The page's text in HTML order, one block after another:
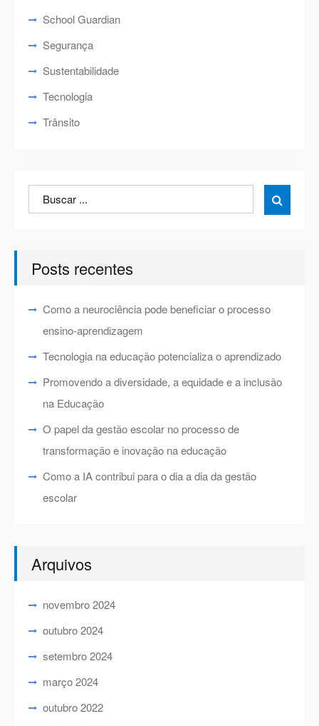
School Guardian
Segurança
Sustentabilidade
Tecnologia
Trânsito
Search
for:

Posts recentes
Como a neurociência pode beneficiar o processo
ensino-aprendizagem
Tecnologia na educação potencializa o aprendizado
Promovendo a diversidade, a equidade e a inclusão
na Educação
O papel da gestão escolar no processo de
transformação e inovação na educação
Como a IA contribui para o dia a dia da gestão
escolar
Arquivos
novembro 2024
outubro 2024
setembro 2024
março 2024
outubro 2022